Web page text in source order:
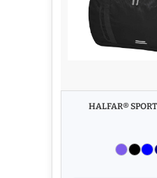
HALFAR®